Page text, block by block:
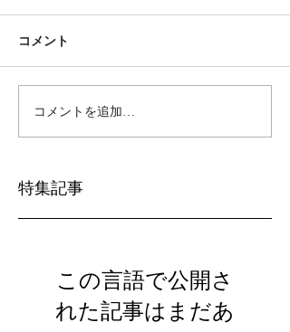
コメント
コメントを追加…
特集記事
この言語で公開さ
れた記事はまだあ